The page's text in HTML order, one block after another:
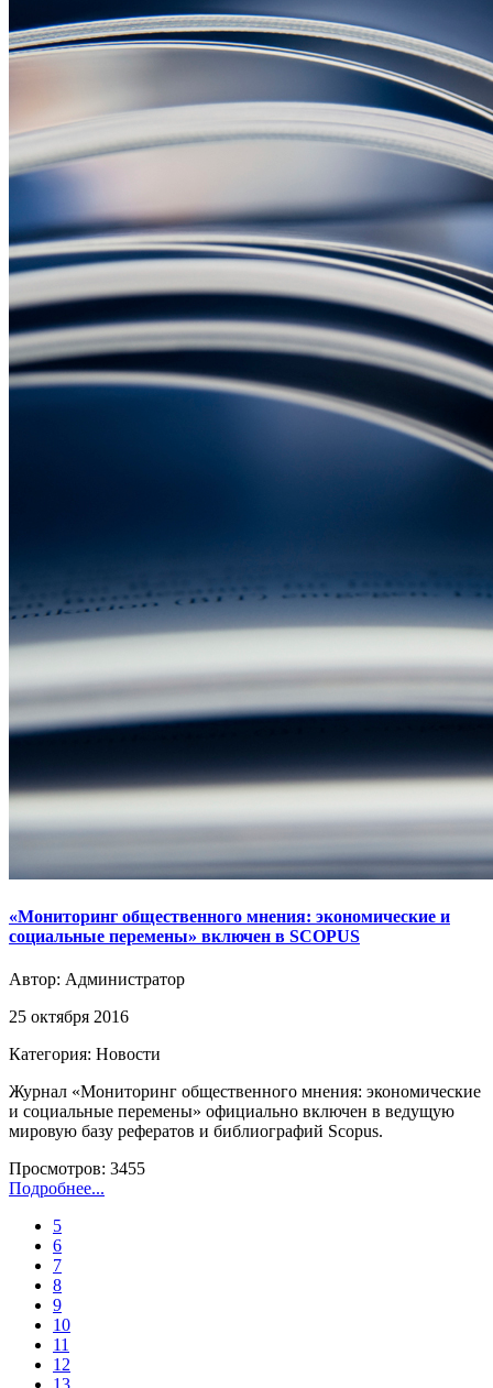
«Мониторинг общественного мнения: экономические и
социальные перемены» включен в SCOPUS
Автор: Администратор
25 октября 2016
Категория: Новости
Журнал «Мониторинг общественного мнения: экономические
и социальные перемены» официально включен в ведущую
мировую базу рефератов и библиографий Scopus.
Просмотров: 3455
Подробнее...
5
6
7
8
9
10
11
12